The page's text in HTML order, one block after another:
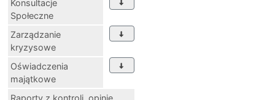
Konsultacje
Społeczne
Zarządzanie
kryzysowe
Oświadczenia
majątkowe
Raporty z kontroli, opinie